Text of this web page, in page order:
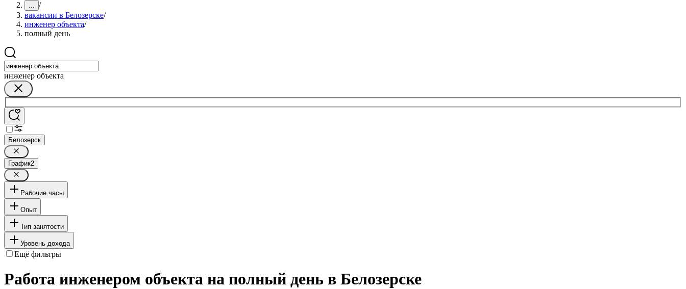
... /
вакансии в Белозерске/
инженер объекта/
полный день
инженер объекта
Белозерск
График2
Рабочие часы
Опыт
Тип занятости
Уровень дохода
Ещё фильтры
Работа инженером объекта на полный день в Белозерске